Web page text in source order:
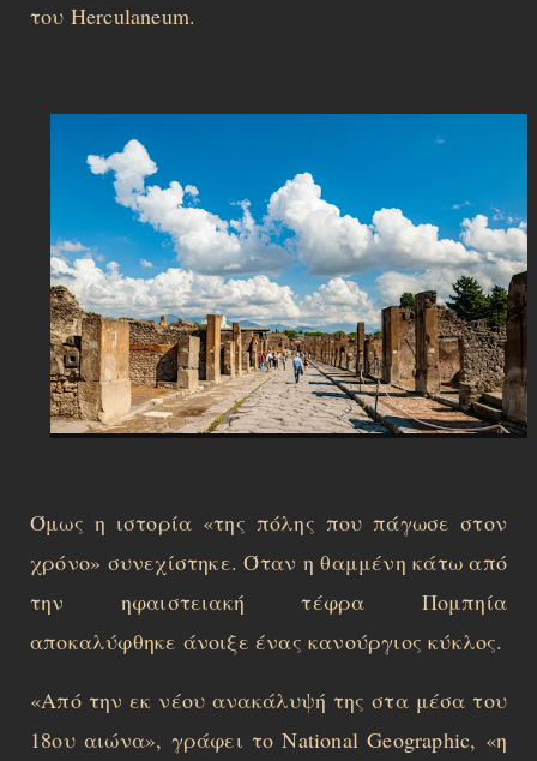
του Herculaneum.
Όμως η ιστορία «της πόλης που πάγωσε στον
χρόνο» συνεχίστηκε. Όταν η θαμμένη κάτω από
την ηφαιστειακή τέφρα Πομπηία
αποκαλύφθηκε άνοιξε ένας κανούργιος κύκλος.
«Από την εκ νέου ανακάλυψή της στα μέσα του
18ου αιώνα», γράφει το National Geographic, «η